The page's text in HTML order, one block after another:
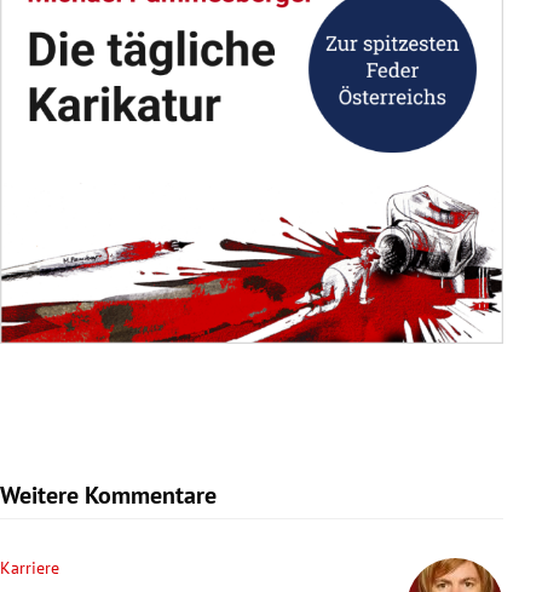
Weitere Kommentare
Karriere